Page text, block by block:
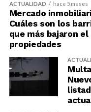
ACTUALIDAD hace 5 meses
Mercado
Cuáles son los
que más bajaron
propiedades